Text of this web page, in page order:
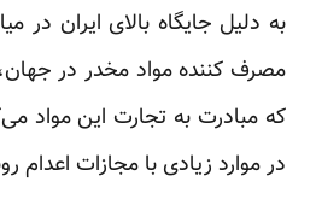
به دلیل جایگاه بالای ایران در
مصرف کننده مواد مخدر در جهان،
که مبادرت به تجارت این مواد
در موارد زیادی با مجازات اعدام